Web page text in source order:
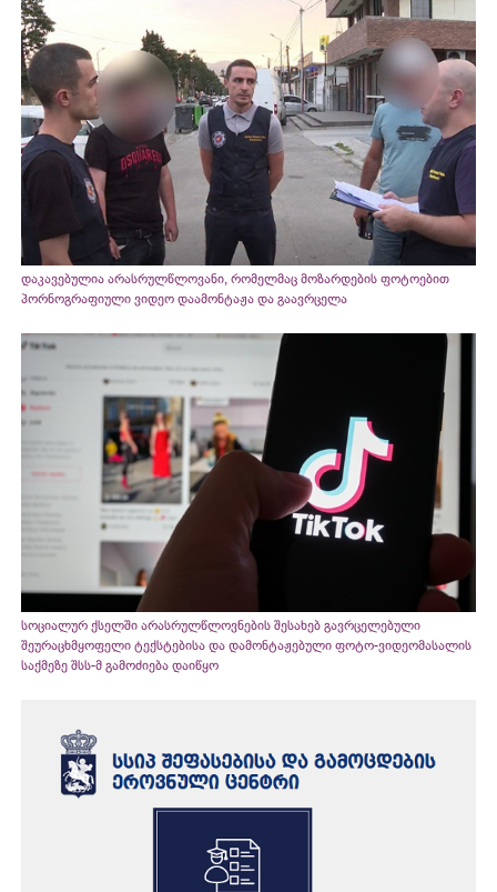
დაკავებულია არასრულწლოვანი, რომელმაც მოზარდების ფოტოებით
პორნოგრაფიული ვიდეო დაამონტაჟა და გაავრცელა
სოციალურ ქსელში არასრულწლოვნების შესახებ გავრცელებული
შეურაცხმყოფელი ტექსტებისა და დამონტაჟებული ფოტო-ვიდეომასალის
საქმეზე შსს-მ გამოძიება დაიწყო